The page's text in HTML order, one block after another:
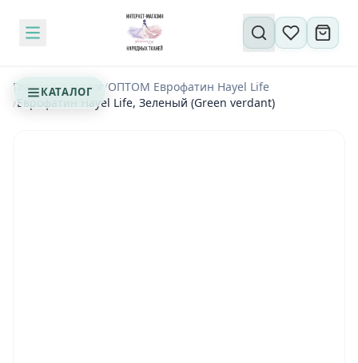
КАТАЛОГ
Поиск по сайту
Главная/Каталог/ОПТОМ Еврофатин Hayel Life
/Еврофатин Hayel Life, Зеленый (Green verdant)